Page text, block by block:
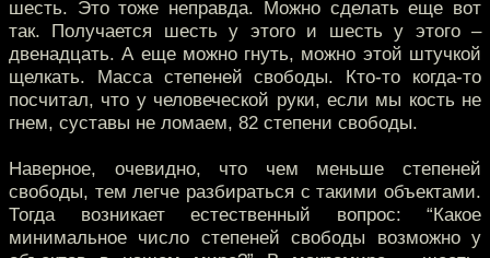
шесть. Это тоже неправда. Можно сделать еще вот
так. Получается шесть у этого и шесть у этого –
двенадцать. А еще можно гнуть, можно этой штучкой
щелкать. Масса степеней свободы. Кто-то когда-то
посчитал, что у человеческой руки, если мы кость не
гнем, суставы не ломаем, 82 степени свободы.
Наверное, очевидно, что чем меньше степеней
свободы, тем легче разбираться с такими объектами.
Тогда возникает естественный вопрос: “Какое
минимальное число степеней свободы возможно у